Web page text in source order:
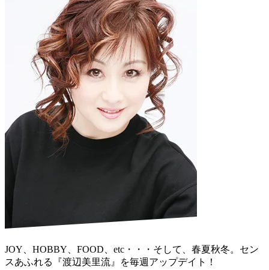
JOY、HOBBY、FOOD、etc・・・そして、春夏秋冬。セン
スあふれる『渡辺美里流』を毎週アップデイト！